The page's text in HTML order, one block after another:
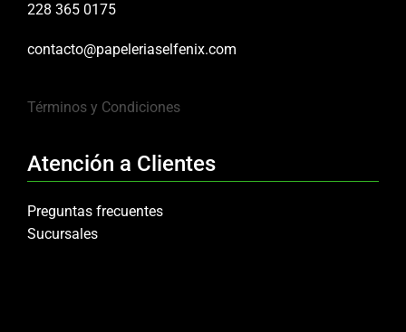
228 365 0175
contacto@papeleriaselfenix.com
Términos y Condiciones
Atención a Clientes
Preguntas frecuentes
Sucursales